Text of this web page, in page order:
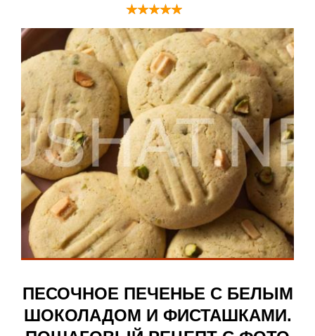
ПЕСОЧНОЕ ПЕЧЕНЬЕ С БЕЛЫМ
ШОКОЛАДОМ И ФИСТАШКАМИ.